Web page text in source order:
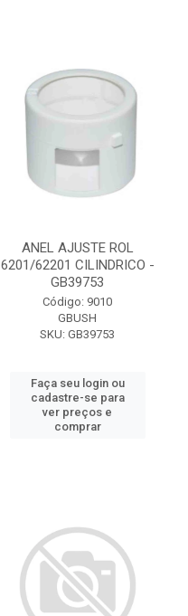
ANEL AJUSTE ROL
6201/62201 CILINDRICO -
GB39753
Código: 9010
GBUSH
SKU: GB39753
Faça seu login ou
cadastre-se para
ver preços e
comprar